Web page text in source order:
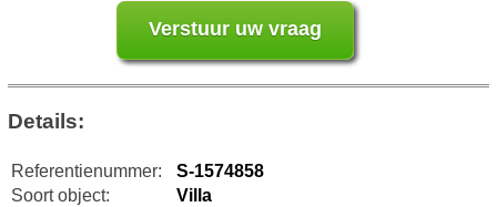
Details:
Referentienummer:
S-1574858
Soort object:
Villa